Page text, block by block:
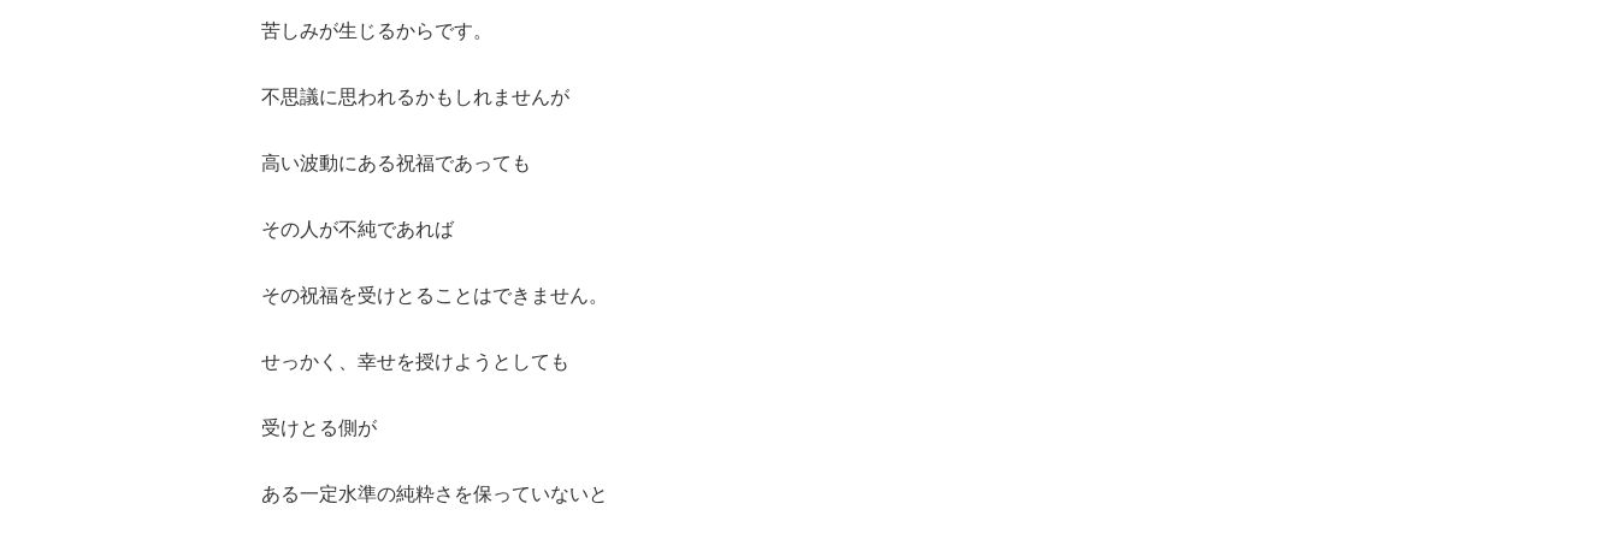
苦しみが生じるからです。
不思議に思われるかもしれませんが
高い波動にある祝福であっても
その人が不純であれば
その祝福を受けとることはできません。
せっかく、幸せを授けようとしても
受けとる側が
ある一定水準の純粋さを保っていないと